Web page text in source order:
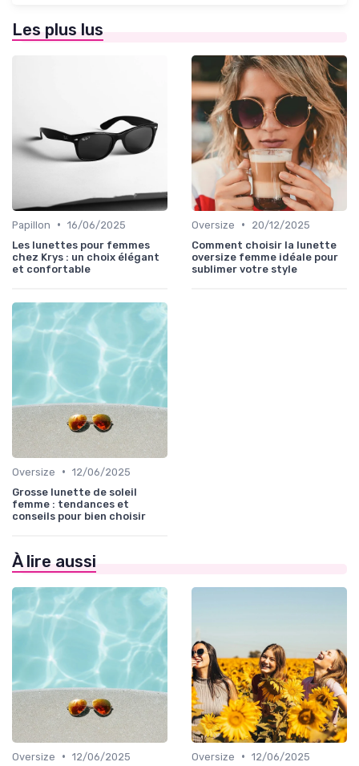
Les plus lus
Papillon • 16/06/2025
Les lunettes pour femmes
chez Krys : un choix élégant
et confortable
Oversize •
20/12/2025
Comment choisir la lunette
oversize femme idéale pour
sublimer votre style
Oversize • 12/06/2025
Grosse lunette de soleil
femme : tendances et
conseils pour bien choisir
À lire aussi
Oversize • 12/06/2025 Oversize • 12/06/2025